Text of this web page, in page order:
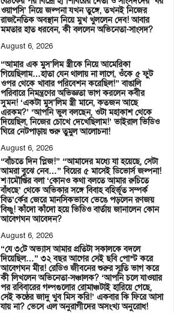
ওয়াপসি’ নিয়ে জল্পনা যখন তুঙ্গে, তখনই নিজের
রাজনৈতিক অবস্থান নিয়ে মুখ খুললেন দেব! আবার
মমতার হাত ধরবেন, কী বললেন অভিনেতা-সাংসদ?
August 6, 2026
“আমার এক মুস’লিম স্ত্রীকে নিয়ে আমেরিকা
গিয়েছিলাম…হাতা যেন থালায় না লাগে, ওঁকে ৫ ফুট
ওপর থেকে খাবার পরিবেশন করেছিল!” বাঙালি
পরিবারে নিমন্ত্রণের অভিজ্ঞতা ভাগ করলেন কবীর
সুমন! ‘একটা মুস’লিম স্ত্রী মানে, কতজন আছে
এরকম?’ ‘আপনি ভুল বলছেন, ওটা মহাকাশ থেকে
দিয়েছিল, নিজের চোখে দেখেছিলাম!’ ভাইরাল ভিডিও
ঘিরে নেটপাড়ায় শুরু তুমুল আলোচনা!
August 6, 2026
“বাঁচতে দিন প্লিজ!” “আমাদের মধ্যে যা হয়েছে, সেটা
আমরা বুঝে নেব…” বিয়ের ৫ মাসেই ডিভোর্স জল্পনা!
শ্যামৌপ্তির বলা ‘কোনও কথা বলতে আমার রুচিতে
বাঁধছে’ থেকে অভিকার সঙ্গে বিবাহ বহির্ভূত সম্পর্ক
বিত’র্কের জেরে মানসিকভাবে ভেঙে পড়লেন রণজয়
বিষ্ণু! কাঁদো কাঁদো হয়ে ভিডিও বার্তায় জানালেন কোন
আবেগঘন আবেদন?
August 6, 2026
“যে ৩টে অভ্যাস আমার প্রতিটা সকালকে বদলে
দিয়েছিল…” ৩২ বছর আগের সেই ছবি পোস্ট করে
আবেগঘন মীর! রেডিও জীবনের শুরুর স্মৃতি ভাগ করে
কী লিখলেন অভিনেতা-সঞ্চালক? ‘আপনি চলে যাওয়ার
পর রবিবারের গল্পগুলোর রোমাঞ্চটাই হারিয়ে গেছে,
সেই কণ্ঠের জাদু খুব মিস করি!’ একবার কি ফিরে আসা
যায় না? ভেসে এল অনুরাগীদের অসংখ্য অনুরোধ!